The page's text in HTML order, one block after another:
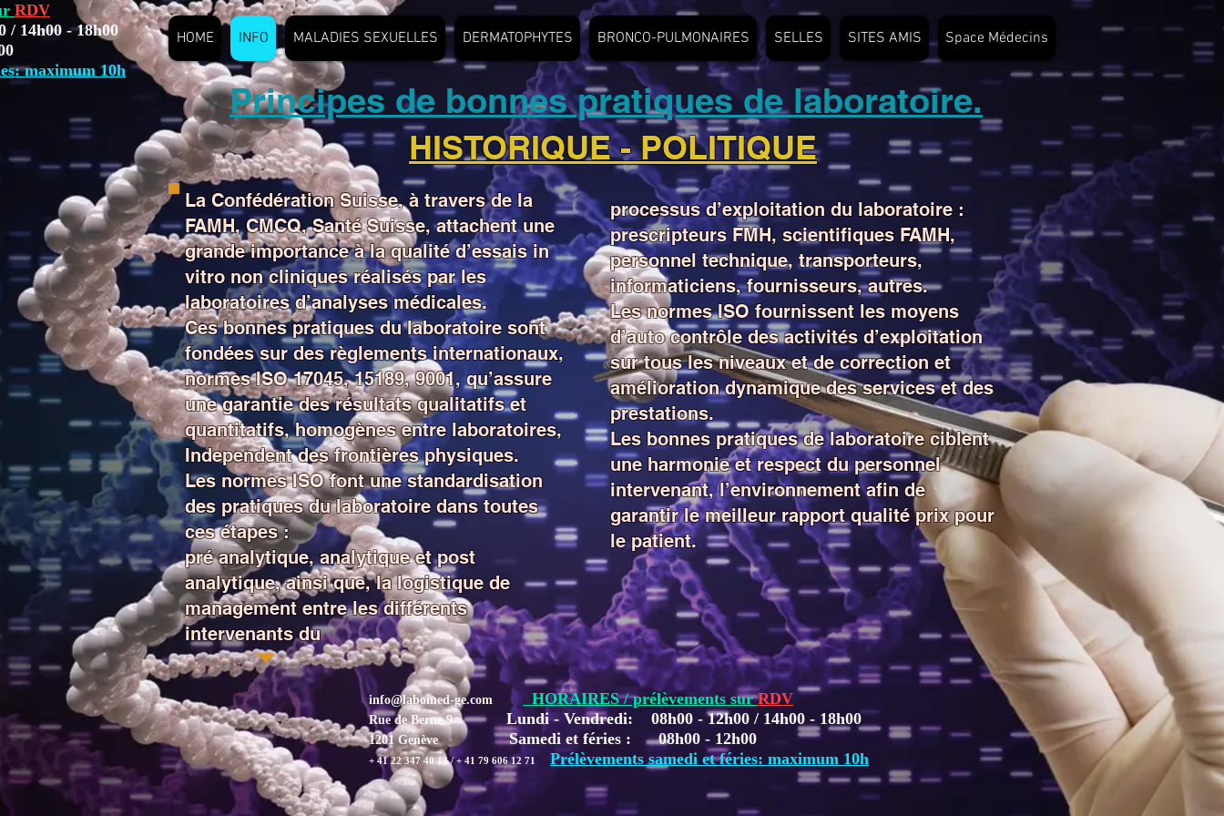
HOME INFO MALADIES SEXUELLES DERMATOPHYTES BRONCO-PULMONAIRES SELLES SITES AMIS Space Médecins
RDV
/ 14h00 - 18h00
- 12h00
maximum 10h
Principes de bonnes pratiques de laboratoire.
HISTORIQUE - POLITIQUE
La Confédération Suisse, à travers de la
FAMH, CMCQ, Santé Suisse, attachent une
grande importance à la qualité d’essais in
vitro non cliniques réalisés par les
laboratoires d’analyses médicales.
Ces bonnes pratiques du laboratoire sont
fondées sur des règlements internationaux,
normes ISO 17045, 15189, 9001, qu’assure
une garantie des résultats qualitatifs et
quantitatifs, homogènes entre laboratoires,
Independent des frontières physiques.
Les normes ISO font une standardisation
des pratiques du laboratoire dans toutes
ces étapes :
pré analytique, analytique et post
analytique, ainsi que, la logistique de
management entre les différents
intervenants du
processus d’exploitation du laboratoire :
prescripteurs FMH, scientifiques FAMH,
personnel technique, transporteurs,
informaticiens, fournisseurs, autres.
Les normes ISO fournissent les moyens
d’auto contrôle des activités d’exploitation
sur tous les niveaux et de correction et
amélioration dynamique des services et des
prestations.
Les bonnes pratiques de laboratoire ciblent
une harmonie et respect du personnel
intervenant, l’environnement afin de
garantir le meilleur rapport qualité prix pour
le patient.
info@labomed-ge.com HORAIRES / prélèvements surRDV
Rue de Berne 9Lundi - Vendredi: 08h00 - 12h00 / 14h00 - 18h00
1201 GenèveSamedi et féries : 08h00 - 12h00
+ 41 22 347 40 13 / + 41 79 606 12 71 Prélèvements samedi et féries: maximum 10h